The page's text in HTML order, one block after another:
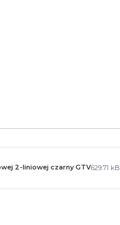
2-liniowej czarny GTV629.71 kB